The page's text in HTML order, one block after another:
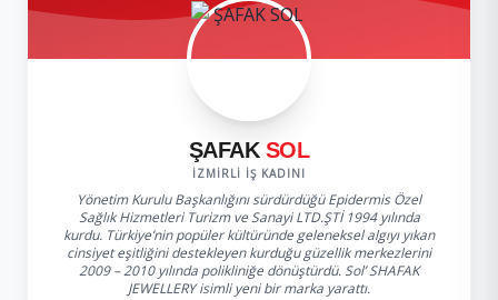
ŞAFAK SOL
İZMIRLI İŞ KADINI
Yönetim Kurulu Başkanlığını sürdürdüğü Epidermis Özel
Sağlık Hizmetleri Turizm ve Sanayi LTD.ŞTİ 1994 yılında
kurdu. Türkiye’nin popüler kültüründe geleneksel algıyı yıkan
cinsiyet eşitliğini destekleyen kurduğu güzellik merkezlerini
2009 – 2010 yılında polikliniğe dönüştürdü. Sol’ SHAFAK
JEWELLERY isimli yeni bir marka yarattı.